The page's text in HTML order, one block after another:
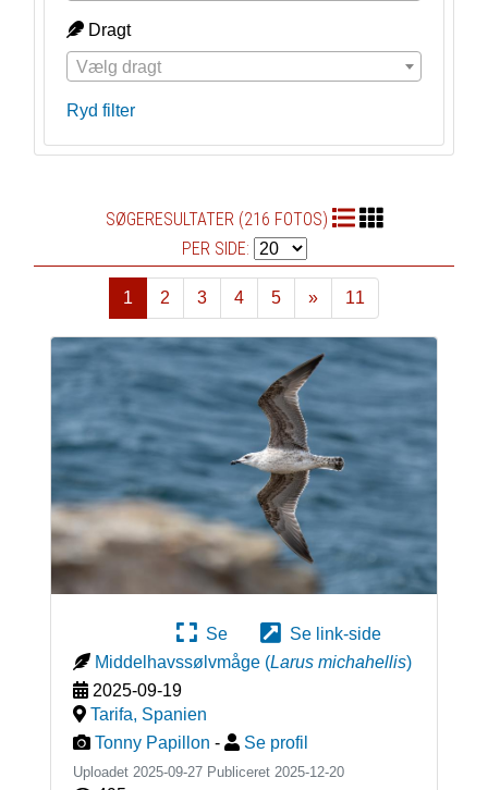
Dragt
Vælg dragt
Ryd filter
SØGERESULTATER (216 FOTOS)
PER SIDE:
1 2 3 4 5
»
Næste
11
Se
Se link-side
Middelhavssølvmåge (Larus michahellis)
2025-09-19
Tarifa, Spanien
Tonny Papillon - Se profil
Uploadet 2025-09-27 Publiceret 2025-12-20